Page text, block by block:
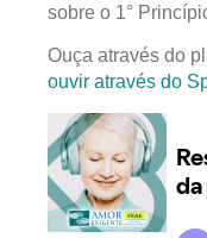
sobre o 1°
Ouça através do
ouvir através do